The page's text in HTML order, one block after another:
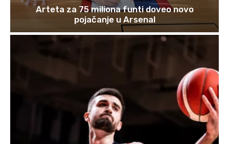
Arteta za 75 miliona funti doveo novo
pojačanje u Arsenal